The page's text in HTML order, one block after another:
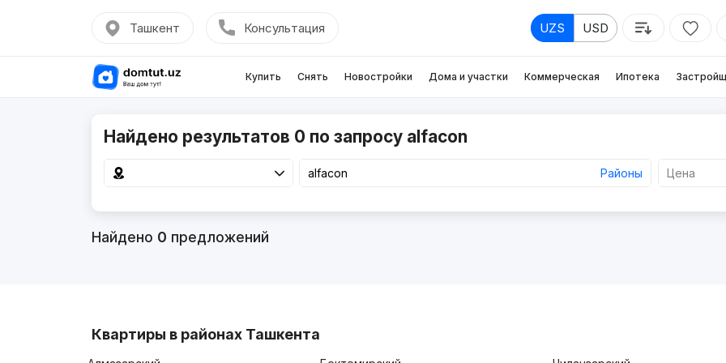
Ташкент Консультация UZS USD
Купить Снять Новостройки Дома и участки Коммерческая Ипотека
Найдено результатов 0 по запросу alfacon
Районы Цена
Найдено 0 предложений
Квартиры в районах Ташкента